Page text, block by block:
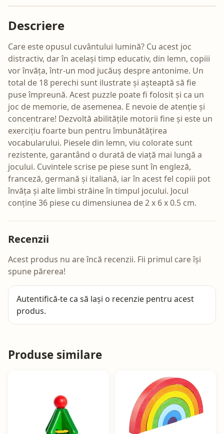
Descriere
Care este opusul cuvântului lumină? Cu acest joc
distractiv, dar în același timp educativ, din lemn, copiii
vor învăța, într-un mod jucăuș despre antonime. Un
total de 18 perechi sunt ilustrate și așteaptă să fie
puse împreună. Acest puzzle poate fi folosit și ca un
joc de memorie, de asemenea. E nevoie de atenție și
concentrare! Dezvoltă abilitățile motorii fine și este un
exercițiu foarte bun pentru îmbunătățirea
vocabularului. Piesele din lemn, viu colorate sunt
rezistente, garantând o durată de viață mai lungă a
jocului. Cuvintele scrise pe piese sunt în engleză,
franceză, germană și italiană, iar în acest fel copiii pot
învăța și alte limbi străine în timpul jocului. Jocul
conține 36 piese cu dimensiunea de 2 x 6 x 0.5 cm.
Recenzii
Acest produs nu are încă recenzii. Fii primul care își
spune părerea!
Autentifică-te ca să lași o recenzie pentru acest
produs.
Produse similare